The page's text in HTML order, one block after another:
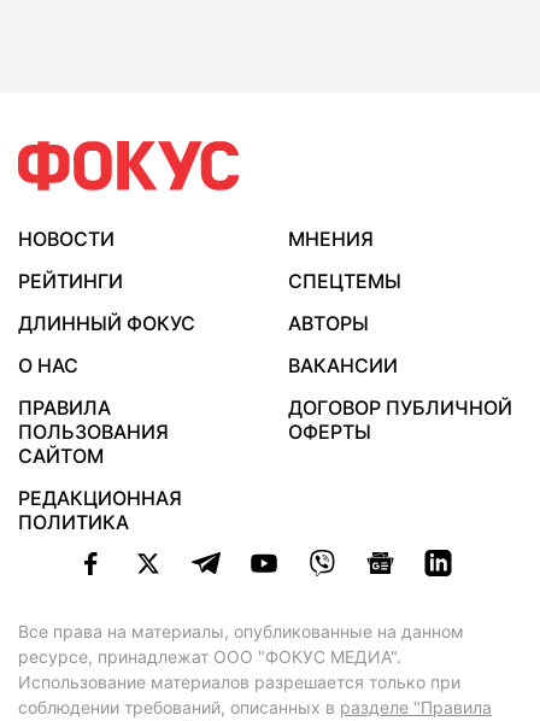
НОВОСТИ
МНЕНИЯ
РЕЙТИНГИ
СПЕЦТЕМЫ
ДЛИННЫЙ ФОКУС
АВТОРЫ
О НАС
ВАКАНСИИ
ПРАВИЛА
ПОЛЬЗОВАНИЯ
САЙТОМ
ДОГОВОР ПУБЛИЧНОЙ
ОФЕРТЫ
РЕДАКЦИОННАЯ
ПОЛИТИКА
Все права на материалы, опубликованные на данном
ресурсе, принадлежат ООО "ФОКУС МЕДИА".
Использование материалов разрешается только при
соблюдении требований, описанных в разделе "Правила